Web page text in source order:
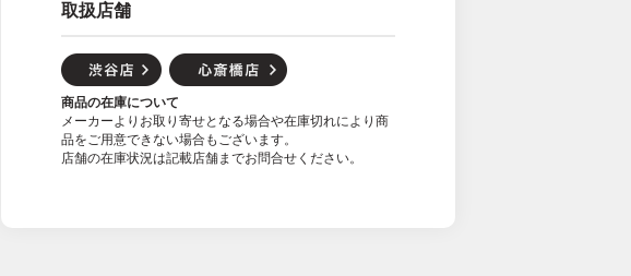
取扱店舗
商品の在庫について
メーカーよりお取り寄せとなる場合や在庫切れにより商
品をご用意できない場合もございます。
店舗の在庫状況は記載店舗までお問合せください。